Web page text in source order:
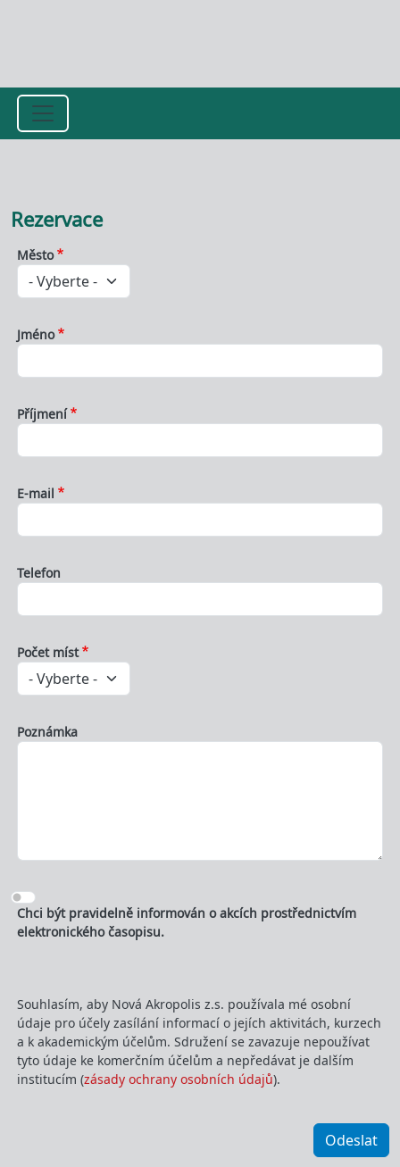
Přejít k hlavnímu obsahu
Rezervace
Město
Jméno
Příjmení
E-mail
Telefon
Počet míst
Poznámka
Chci být pravidelně informován o akcích prostřednictvím
elektronického časopisu.
Souhlasím, aby Nová Akropolis z.s. používala mé osobní
údaje pro účely zasílání informací o jejích aktivitách, kurzech
a k akademickým účelům. Sdružení se zavazuje nepoužívat
tyto údaje ke komerčním účelům a nepředávat je dalším
institucím (zásady ochrany osobních údajů).
Odeslat